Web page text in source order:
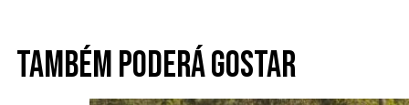
Também poderá gostar